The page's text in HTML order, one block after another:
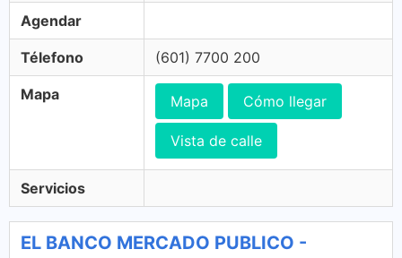
Agendar
Télefono (601) 7700 200
Mapa Mapa Cómo llegar
Vista de calle
Servicios
EL BANCO MERCADO PUBLICO -